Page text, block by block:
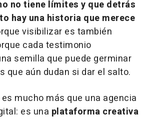
no tiene límites y que detrás
hay una historia que merece
visibilizar es también
cada testimonio
semilla que puede germinar
que aún dudan si dar el salto.
es mucho más que una agencia
es una plataforma creativa